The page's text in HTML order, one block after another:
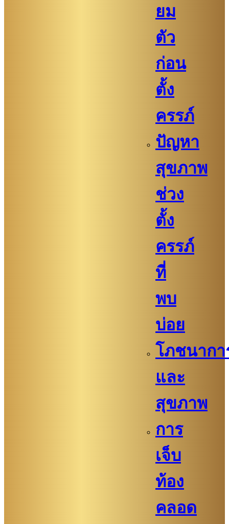
ยม
ตัว
ก่อน
ตั้ง
ครรภ์​
ปัญหา
สุขภาพ
ช่วง
ตั้ง
ครรภ์
ที่
พบ
บ่อย
โภชนากา
และ
สุขภาพ
การ
เจ็บ
ท้อง
คลอด